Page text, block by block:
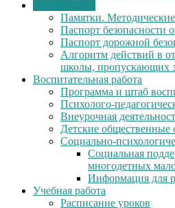
Памятки.
Паспорт безопасности
Паспорт дорожной
Алгоритм действий в
школы, пропускающих
Воспитательная работа
Программа и штаб
Психолого-
Внеурочная
Детские общественные
Социально-
Социальная
многодетных
Информация для
Учебная работа
Расписание уроков